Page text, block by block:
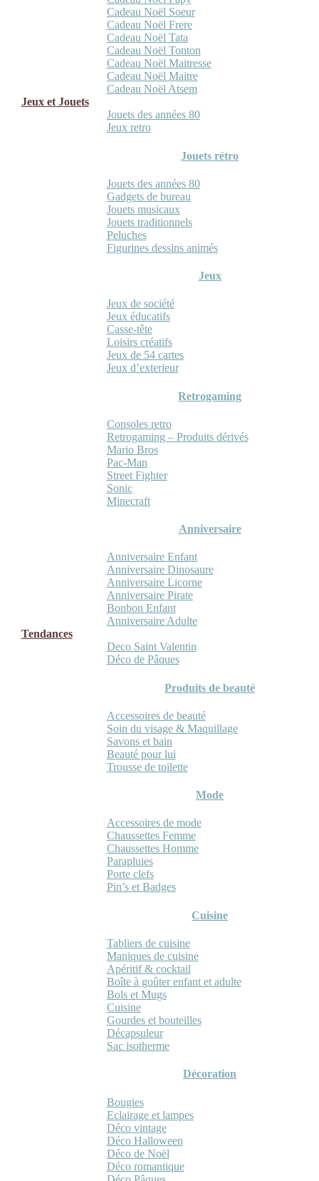
Cadeau Noël Soeur
Cadeau Noël Frere
Cadeau Noël Tata
Cadeau Noël Tonton
Cadeau Noël Maitresse
Cadeau Noël Maitre
Cadeau Noël Atsem
Jeux et Jouets
Jouets des années 80
Jeux retro
Jouets rétro
Jouets des années 80
Gadgets de bureau
Jouets musicaux
Jouets traditionnels
Peluches
Figurines dessins animés
Jeux
Jeux de société
Jeux éducatifs
Casse-tête
Loisirs créatifs
Jeux de 54 cartes
Jeux d’exterieur
Retrogaming
Consoles retro
Retrogaming – Produits dérivés
Mario Bros
Pac-Man
Street Fighter
Sonic
Minecraft
Anniversaire
Anniversaire Enfant
Anniversaire Dinosaure
Anniversaire Licorne
Anniversaire Pirate
Bonbon Enfant
Anniversaire Adulte
Tendances
Deco Saint Valentin
Déco de Pâques
Produits de beauté
Accessoires de beauté
Soin du visage & Maquillage
Savons et bain
Beauté pour lui
Trousse de toilette
Mode
Accessoires de mode
Chaussettes Femme
Chaussettes Homme
Parapluies
Porte clefs
Pin’s et Badges
Cuisine
Tabliers de cuisine
Maniques de cuisine
Apéritif & cocktail
Boîte à goûter enfant et adulte
Bols et Mugs
Cuisine
Gourdes et bouteilles
Décapsuleur
Sac isotherme
Décoration
Bougies
Eclairage et lampes
Déco vintage
Déco Halloween
Déco de Noël
Déco romantique